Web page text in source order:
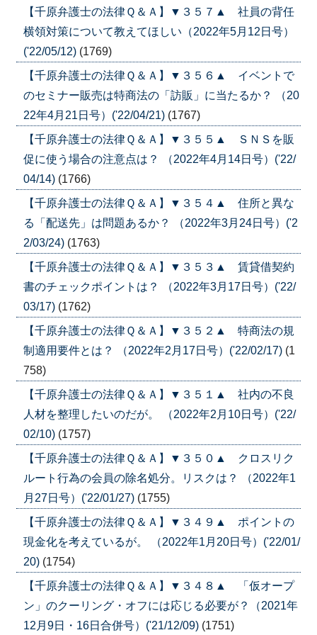
【千原弁護士の法律Ｑ＆Ａ】▼３５７▲ 社員の背任
横領対策について教えてほしい（2022年5月12日号）
('22/05/12) (1769)
【千原弁護士の法律Ｑ＆Ａ】▼３５６▲ イベントで
のセミナー販売は特商法の「訪販」に当たるか？ （20
22年4月21日号）('22/04/21) (1767)
【千原弁護士の法律Ｑ＆Ａ】▼３５５▲ ＳＮＳを販
促に使う場合の注意点は？ （2022年4月14日号）('22/
04/14) (1766)
【千原弁護士の法律Ｑ＆Ａ】▼３５４▲ 住所と異な
る「配送先」は問題あるか？ （2022年3月24日号）('2
2/03/24) (1763)
【千原弁護士の法律Ｑ＆Ａ】▼３５３▲ 賃貸借契約
書のチェックポイントは？ （2022年3月17日号）('22/
03/17) (1762)
【千原弁護士の法律Ｑ＆Ａ】▼３５２▲ 特商法の規
制適用要件とは？ （2022年2月17日号）('22/02/17) (1
758)
【千原弁護士の法律Ｑ＆Ａ】▼３５１▲ 社内の不良
人材を整理したいのだが。 （2022年2月10日号）('22/
02/10) (1757)
【千原弁護士の法律Ｑ＆Ａ】▼３５０▲ クロスリク
ルート行為の会員の除名処分。リスクは？ （2022年1
月27日号）('22/01/27) (1755)
【千原弁護士の法律Ｑ＆Ａ】▼３４９▲ ポイントの
現金化を考えているが。 （2022年1月20日号）('22/01/
20) (1754)
【千原弁護士の法律Ｑ＆Ａ】▼３４８▲ 「仮オープ
ン」のクーリング・オフには応じる必要が？（2021年
12月9日・16日合併号）('21/12/09) (1751)